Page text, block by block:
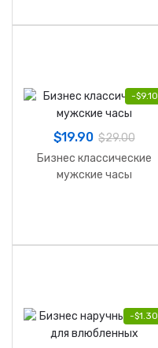
-$9.10
$19.90 $29.00
Бизнес классические
мужские часы
-$1.30